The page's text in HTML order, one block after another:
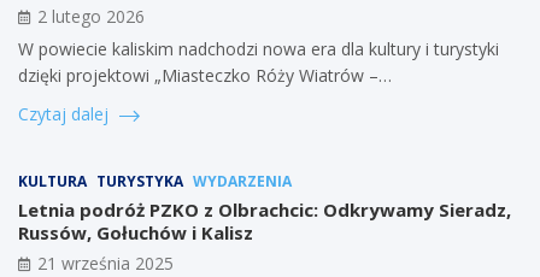
2 lutego 2026
W powiecie kaliskim nadchodzi nowa era dla kultury i turystyki
dzięki projektowi „Miasteczko Róży Wiatrów –…
Czytaj dalej
KULTURA TURYSTYKA WYDARZENIA
Letnia podróż PZKO z Olbrachcic: Odkrywamy Sieradz,
Russów, Gołuchów i Kalisz
21 września 2025